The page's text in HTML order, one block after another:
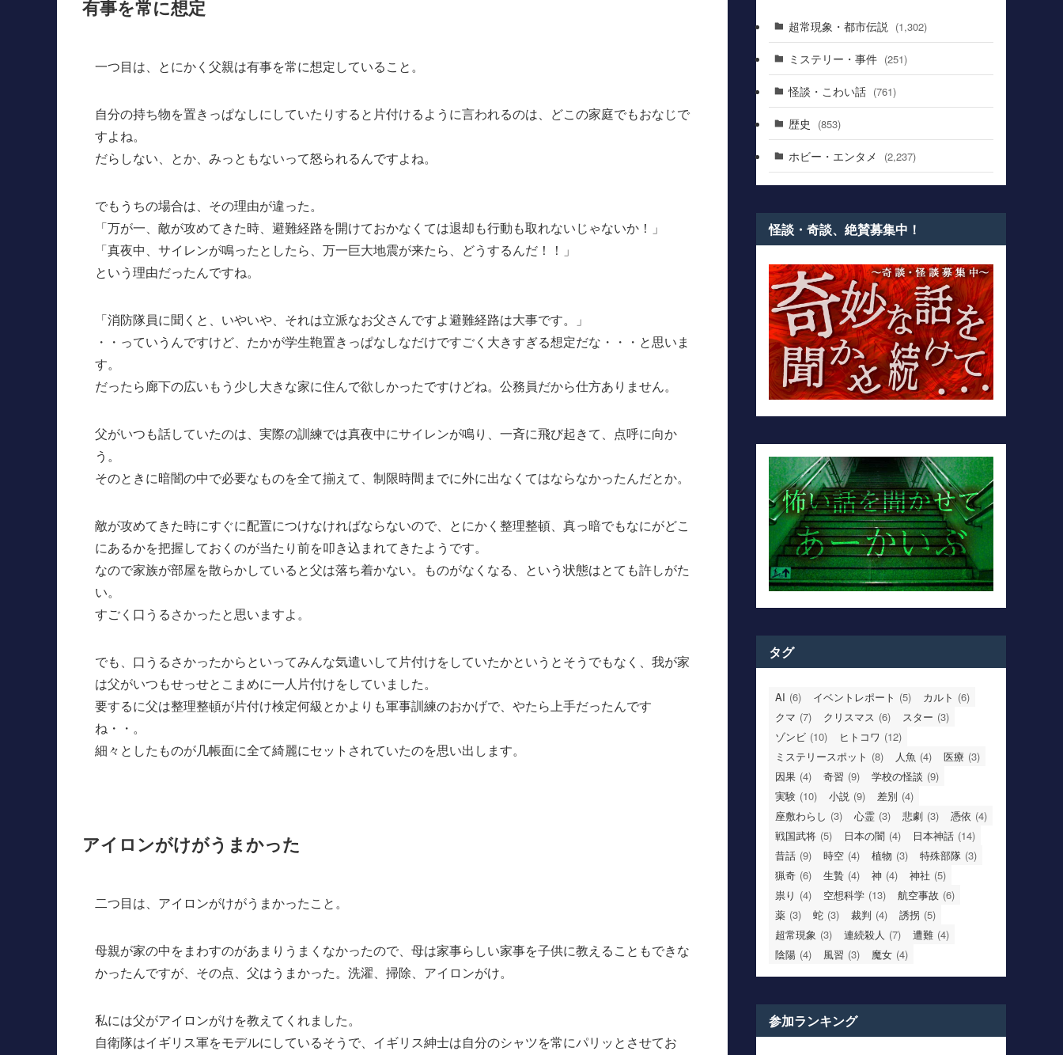
有事を常に想定
一つ目は、とにかく父親は有事を常に想定していること。
自分の持ち物を置きっぱなしにしていたりすると片付けるように言われるのは、どこの家庭でもおなじで
すよね。
だらしない、とか、みっともないって怒られるんですよね。
でもうちの場合は、その理由が違った。
「万が一、敵が攻めてきた時、避難経路を開けておかなくては退却も行動も取れないじゃないか！」
「真夜中、サイレンが鳴ったとしたら、万一巨大地震が来たら、どうするんだ！！」
という理由だったんですね。
「消防隊員に聞くと、いやいや、それは立派なお父さんですよ避難経路は大事です。」
・・っていうんですけど、たかが学生鞄置きっぱなしなだけですごく大きすぎる想定だな・・・と思いま
す。
だったら廊下の広いもう少し大きな家に住んで欲しかったですけどね。公務員だから仕方ありません。
父がいつも話していたのは、実際の訓練では真夜中にサイレンが鳴り、一斉に飛び起きて、点呼に向か
う。
そのときに暗闇の中で必要なものを全て揃えて、制限時間までに外に出なくてはならなかったんだとか。
敵が攻めてきた時にすぐに配置につけなければならないので、とにかく整理整頓、真っ暗でもなにがどこ
にあるかを把握しておくのが当たり前を叩き込まれてきたようです。
なので家族が部屋を散らかしていると父は落ち着かない。ものがなくなる、という状態はとても許しがた
い。
すごく口うるさかったと思いますよ。
でも、口うるさかったからといってみんな気遣いして片付けをしていたかというとそうでもなく、我が家
は父がいつもせっせとこまめに一人片付けをしていました。
要するに父は整理整頓が片付け検定何級とかよりも軍事訓練のおかげで、やたら上手だったんです
ね・・。
細々としたものが几帳面に全て綺麗にセットされていたのを思い出します。
アイロンがけがうまかった
二つ目は、アイロンがけがうまかったこと。
母親が家の中をまわすのがあまりうまくなかったので、母は家事らしい家事を子供に教えることもできな
かったんですが、その点、父はうまかった。洗濯、掃除、アイロンがけ。
私には父がアイロンがけを教えてくれました。
自衛隊はイギリス軍をモデルにしているそうで、イギリス紳士は自分のシャツを常にパリッとさせてお
超常現象・都市伝説 (1,302)
ミステリー・事件 (251)
怪談・こわい話 (761)
歴史 (853)
ホビー・エンタメ (2,237)
怪談・奇談、絶賛募集中！
タグ
AI (6) イベントレポート (5) カルト (6)
クマ (7) クリスマス (6) スター (3)
ゾンビ (10) ヒトコワ (12)
ミステリースポット (8) 人魚 (4) 医療 (3)
因果 (4) 奇習 (9) 学校の怪談 (9)
実験 (10) 小説 (9) 差別 (4)
座敷わらし (3) 心霊 (3) 悲劇 (3) 憑依 (4)
戦国武将 (5) 日本の闇 (4) 日本神話 (14)
昔話 (9) 時空 (4) 植物 (3) 特殊部隊 (3)
猟奇 (6) 生贄 (4) 神 (4) 神社 (5)
祟り (4) 空想科学 (13) 航空事故 (6)
薬 (3) 蛇 (3) 裁判 (4) 誘拐 (5)
超常現象 (3) 連続殺人 (7) 遭難 (4)
陰陽 (4) 風習 (3) 魔女 (4)
参加ランキング